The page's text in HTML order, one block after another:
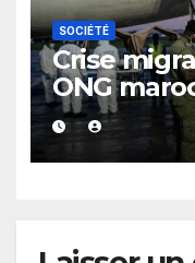
SOCIÉTÉ
Crise
ONG
les
et de